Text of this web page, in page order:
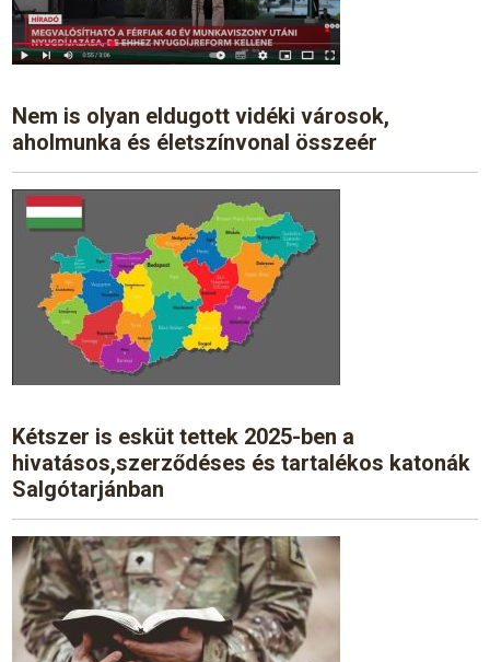
Nem is olyan eldugott vidéki városok,
aholmunka és életszínvonal összeér
Kétszer is esküt tettek 2025-ben a
hivatásos,szerződéses és tartalékos katonák
Salgótarjánban